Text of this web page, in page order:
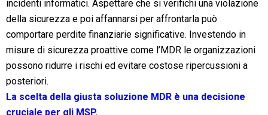
incidenti informatici. Aspettare che si verifichi una violazione
della sicurezza e poi affannarsi per affrontarla può
comportare perdite finanziarie significative. Investendo in
misure di sicurezza proattive come l’MDR le organizzazioni
possono ridurre i rischi ed evitare costose ripercussioni a
posteriori.
La scelta della giusta soluzione MDR è una decisione
cruciale per gli MSP.